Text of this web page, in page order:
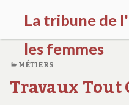
La tribune de
les femmes
a
t
MÉTIERS
Travaux Tout